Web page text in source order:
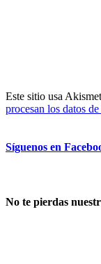
Este sitio usa
procesan los datos
Síguenos en
No te pierdas